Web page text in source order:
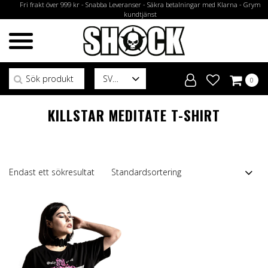
Fri frakt över 999 kr - Snabba Leveranser - Säkra betalningar med Klarna - Grym
kundtjänst
SV
Sök efter:
0
KILLSTAR MEDITATE T-SHIRT
Endast ett sökresultat